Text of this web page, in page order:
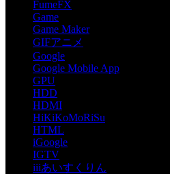
FumeFX
Game
Game Maker
GIFアニメ
Google
Google Mobile App
GPU
HDD
HDMI
HiKiKoMoRiSu
HTML
iGoogle
IGTV
iiiあいすくりん